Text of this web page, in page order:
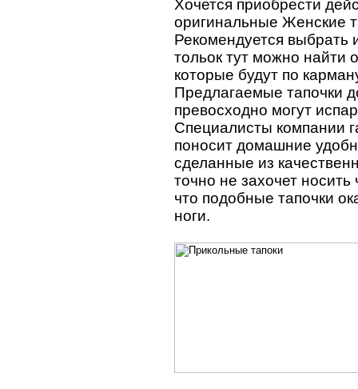
Хочется приобрести
оригинальные Женские
Рекомендуется выбрать
тольок тут можно найти
которые будут по
Предлагаемые тапочки
превосходно могут
Специалисты компании
поносит домашние
сделанные из
точно не захочет
что подобные тапочки
ноги.